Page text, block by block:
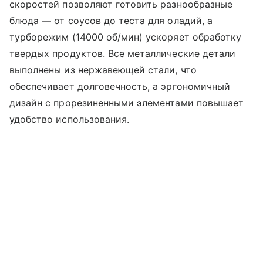
скоростей позволяют готовить разнообразные
блюда — от соусов до теста для оладий, а
турборежим (14000 об/мин) ускоряет обработку
твердых продуктов. Все металлические детали
выполнены из нержавеющей стали, что
обеспечивает долговечность, а эргономичный
дизайн с прорезиненными элементами повышает
удобство использования.